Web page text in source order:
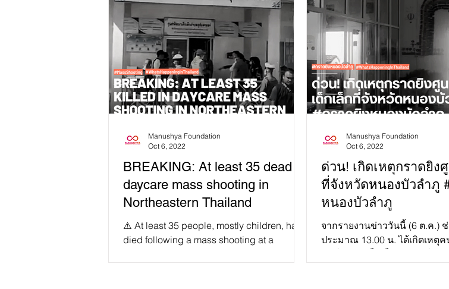
BREAKING: At least 35 dead in
daycare mass shooting in
Northeastern Thailand
⚠️ At least 35 people, mostly children, have
died following a mass shooting at a
Manushya Foundation
Oct 6, 2022
ด่วน! เกิดเหตุกราดยิงศู
ที่จังหวัดหนองบัวลำภู
หนองบัวลำภู
จากรายงานข่าววันนี้ (6 ต.ค.) ช่
ประมาณ 13.00 น. ได้เกิดเหตุค
Manushya Foundation
Oct 6, 2022